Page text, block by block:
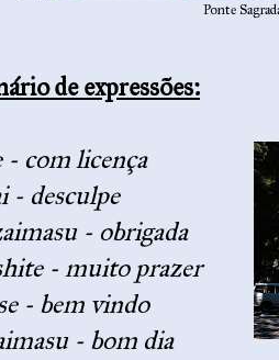
Ponte
de expressões:
- com licença
- desculpe
- obrigada
- muito prazer
- bem vindo
- bom dia